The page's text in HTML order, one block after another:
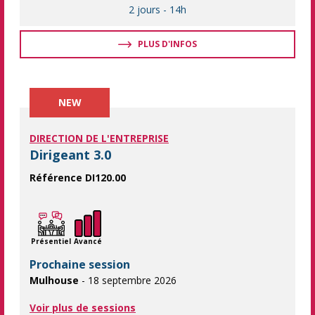
2 jours - 14h
PLUS D'INFOS
NEW
DIRECTION DE L'ENTREPRISE
Dirigeant 3.0
Référence DI120.00
Présentiel Avancé
Prochaine session
Mulhouse - 18 septembre 2026
Voir plus de sessions